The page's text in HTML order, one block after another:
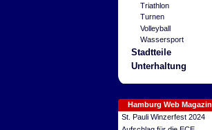
Triathlon
Turnen
Volleyball
Wassersport
Stadtteile
Unterhaltung
Hamburg Web Magazin
St. Pauli Winzerfest 2024